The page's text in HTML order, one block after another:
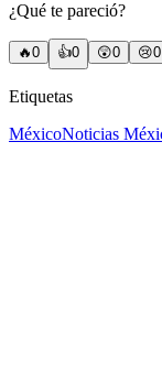
¿Qué te pareció?
🔥0 👍0 😲0 😢0
Etiquetas
MéxicoNoticias